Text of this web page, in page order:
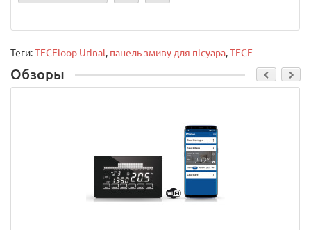
Теги:TECEloop Urinal, панель змиву для пісуара,TECE
Обзоры